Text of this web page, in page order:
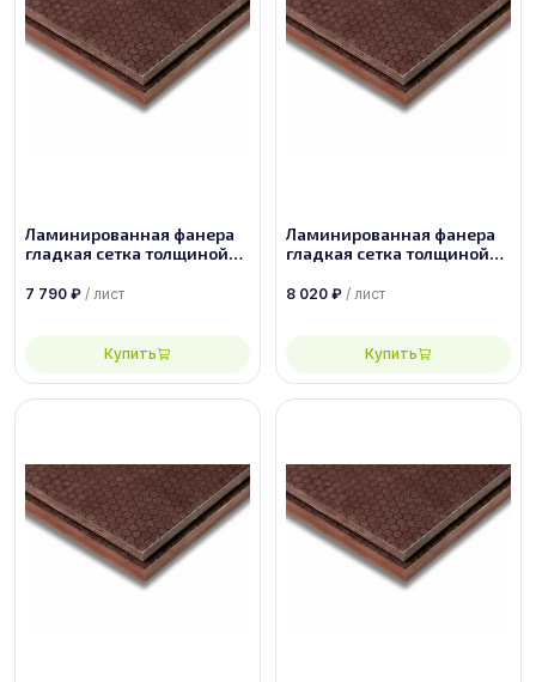
Ламинированная фанера
гладкая сетка толщиной
2440х1220, сорт 1/1
7 790 ₽ / лист
Купить
Ламинированная фанера
гладкая сетка толщиной
1500х3000, сорт 1/1
8 020 ₽ / лист
Купить